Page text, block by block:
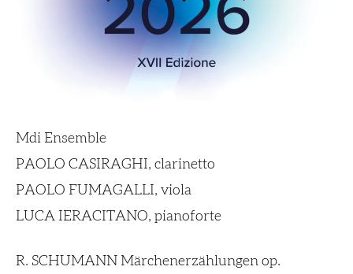
Mdi Ensemble
PAOLO CASIRAGHI, clarinetto
PAOLO FUMAGALLI, viola
LUCA IERACITANO, pianoforte
R. SCHUMANN Märchenerzählungen op.